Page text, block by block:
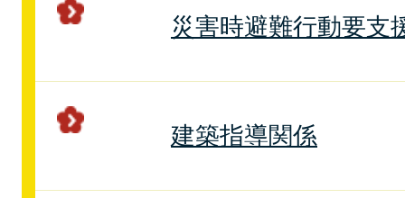
災害時避難行動要支
建築指導関係